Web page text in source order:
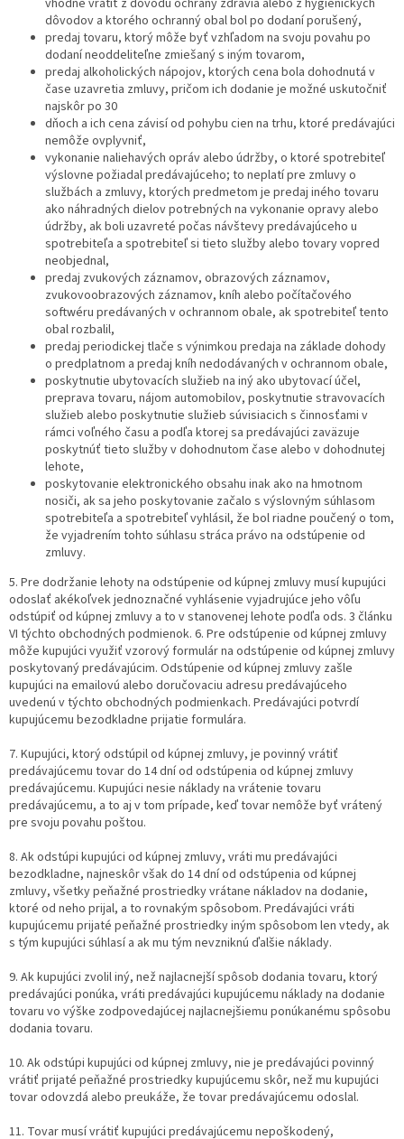
vhodné vrátiť z dôvodu ochrany zdravia alebo z hygienických
dôvodov a ktorého ochranný obal bol po dodaní porušený,
predaj tovaru, ktorý môže byť vzhľadom na svoju povahu po
dodaní neoddeliteľne zmiešaný s iným tovarom,
predaj alkoholických nápojov, ktorých cena bola dohodnutá v
čase uzavretia zmluvy, pričom ich dodanie je možné uskutočniť
najskôr po 30
dňoch a ich cena závisí od pohybu cien na trhu, ktoré predávajúci
nemôže ovplyvniť,
vykonanie naliehavých opráv alebo údržby, o ktoré spotrebiteľ
výslovne požiadal predávajúceho; to neplatí pre zmluvy o
službách a zmluvy, ktorých predmetom je predaj iného tovaru
ako náhradných dielov potrebných na vykonanie opravy alebo
údržby, ak boli uzavreté počas návštevy predávajúceho u
spotrebiteľa a spotrebiteľ si tieto služby alebo tovary vopred
neobjednal,
predaj zvukových záznamov, obrazových záznamov,
zvukovoobrazových záznamov, kníh alebo počítačového
softwéru predávaných v ochrannom obale, ak spotrebiteľ tento
obal rozbalil,
predaj periodickej tlače s výnimkou predaja na základe dohody
o predplatnom a predaj kníh nedodávaných v ochrannom obale,
poskytnutie ubytovacích služieb na iný ako ubytovací účel,
preprava tovaru, nájom automobilov, poskytnutie stravovacích
služieb alebo poskytnutie služieb súvisiacich s činnosťami v
rámci voľného času a podľa ktorej sa predávajúci zaväzuje
poskytnúť tieto služby v dohodnutom čase alebo v dohodnutej
lehote,
poskytovanie elektronického obsahu inak ako na hmotnom
nosiči, ak sa jeho poskytovanie začalo s výslovným súhlasom
spotrebiteľa a spotrebiteľ vyhlásil, že bol riadne poučený o tom,
že vyjadrením tohto súhlasu stráca právo na odstúpenie od
zmluvy.
5. Pre dodržanie lehoty na odstúpenie od kúpnej zmluvy musí kupujúci
odoslať akékoľvek jednoznačné vyhlásenie vyjadrujúce jeho vôľu
odstúpiť od kúpnej zmluvy a to v stanovenej lehote podľa ods. 3 článku
VI týchto obchodných podmienok. 6. Pre odstúpenie od kúpnej zmluvy
môže kupujúci využiť vzorový formulár na odstúpenie od kúpnej zmluvy
poskytovaný predávajúcim. Odstúpenie od kúpnej zmluvy zašle
kupujúci na emailovú alebo doručovaciu adresu predávajúceho
uvedenú v týchto obchodných podmienkach. Predávajúci potvrdí
kupujúcemu bezodkladne prijatie formulára.
7. Kupujúci, ktorý odstúpil od kúpnej zmluvy, je povinný vrátiť
predávajúcemu tovar do 14 dní od odstúpenia od kúpnej zmluvy
predávajúcemu. Kupujúci nesie náklady na vrátenie tovaru
predávajúcemu, a to aj v tom prípade, keď tovar nemôže byť vrátený
pre svoju povahu poštou.
8. Ak odstúpi kupujúci od kúpnej zmluvy, vráti mu predávajúci
bezodkladne, najneskôr však do 14 dní od odstúpenia od kúpnej
zmluvy, všetky peňažné prostriedky vrátane nákladov na dodanie,
ktoré od neho prijal, a to rovnakým spôsobom. Predávajúci vráti
kupujúcemu prijaté peňažné prostriedky iným spôsobom len vtedy, ak
s tým kupujúci súhlasí a ak mu tým nevzniknú ďalšie náklady.
9. Ak kupujúci zvolil iný, než najlacnejší spôsob dodania tovaru, ktorý
predávajúci ponúka, vráti predávajúci kupujúcemu náklady na dodanie
tovaru vo výške zodpovedajúcej najlacnejšiemu ponúkanému spôsobu
dodania tovaru.
10. Ak odstúpi kupujúci od kúpnej zmluvy, nie je predávajúci povinný
vrátiť prijaté peňažné prostriedky kupujúcemu skôr, než mu kupujúci
tovar odovzdá alebo preukáže, že tovar predávajúcemu odoslal.
11. Tovar musí vrátiť kupujúci predávajúcemu nepoškodený,